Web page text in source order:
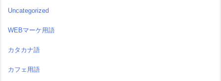
Uncategorized
WEBマーケ用語
カタカナ語
カフェ用語